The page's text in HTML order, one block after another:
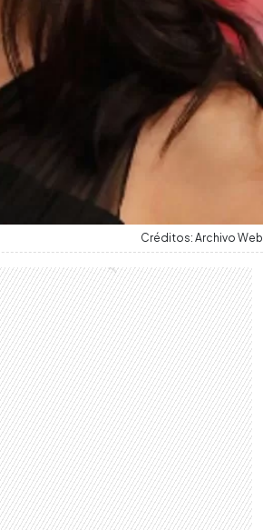
Créditos: Archivo Web